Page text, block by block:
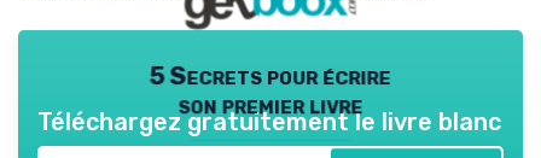
5 Secrets pour écrire
son premier livre
Téléchargez gratuitement le livre blanc